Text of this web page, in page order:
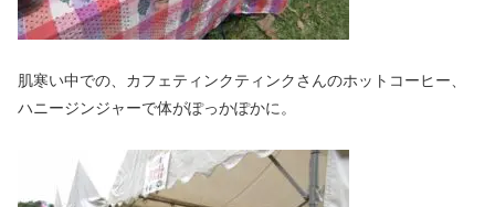
肌寒い中での、カフェティンクティンクさんのホットコーヒー、
ハニージンジャーで体がぽっかぽかに。